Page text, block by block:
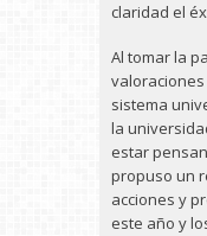
claridad el
Al tomar la
sistema
la
estar
propuso un
acciones y
este año y